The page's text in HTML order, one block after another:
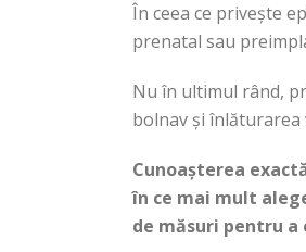
În ceea ce privește
prenatal sau
Nu în ultimul rând,
bolnav și înlăturarea
Cunoașterea
în ce mai mult
de măsuri pentru